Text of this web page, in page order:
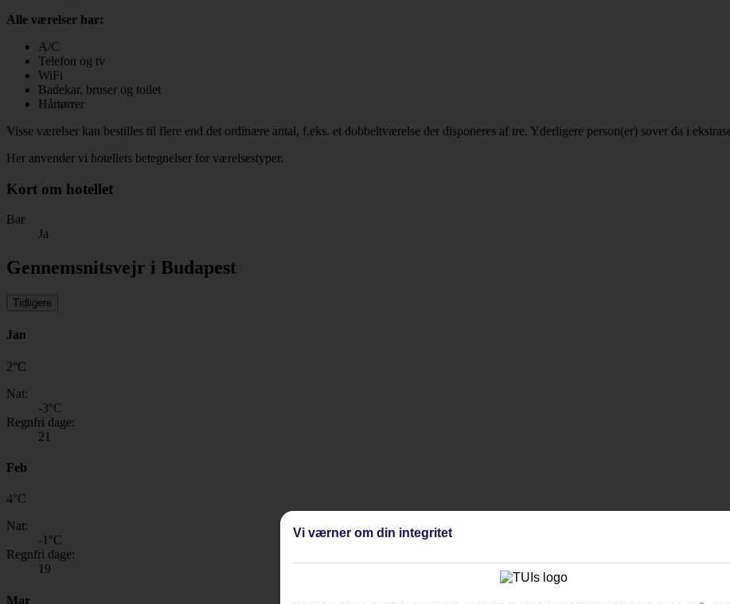
Alle værelser har:
A/C
Telefon og tv
WiFi
Badekar, bruser og toilet
Hårtørrer
Visse værelser kan bestilles til flere end det ordinære antal, f.eks. et dobbeltværelse der disponeres af tre. Yderligere person(er) sover da i
Her anvender vi hotellets betegnelser for værelsestyper.
Kort om hotellet
Bar
Ja
Gennemsnitsvejr i Budapest
Tidligere
Jan
2°C
Nat:
-3°C
Regnfri dage:
21
Feb
4°C
Nat:
-1 °C
Regnfri dage:
19
Mar
Vi værner om din integritet